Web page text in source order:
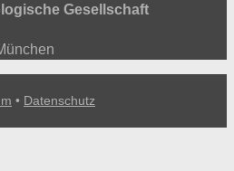
Gesellschaft
• Datenschutz